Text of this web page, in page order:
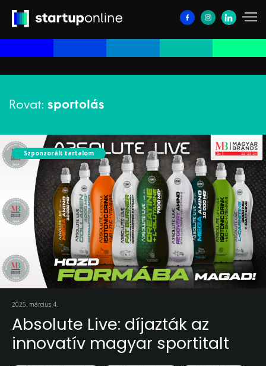
Rovat: sportolás
Szponzorált tartalom
2025. március 4.
Absolute Live: díjazták az
innovatív magyar sportitalt